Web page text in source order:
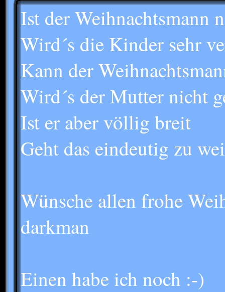
Ist der Weihnachtsmann
Wird´s die Kinder sehr
Kann der
Wird´s der Mutter nicht
Ist er aber völlig breit
Geht das eindeutig zu
Wünsche allen frohe
darkman
Einen habe ich noch :-)